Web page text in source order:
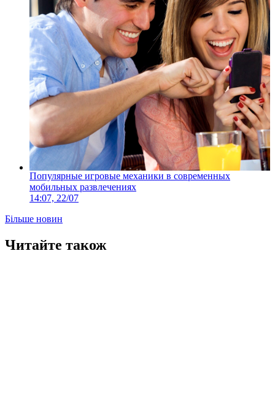
Популярные игровые механики в современных
мобильных развлечениях
14:07, 22/07
Більше новин
Читайте також